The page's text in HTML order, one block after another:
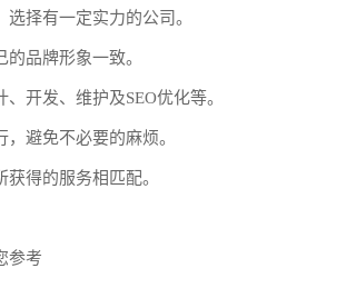
择有一定实力的公司。
品牌形象一致。
开发、维护及SEO优化等。
避免不必要的麻烦。
得的服务相匹配。
参考